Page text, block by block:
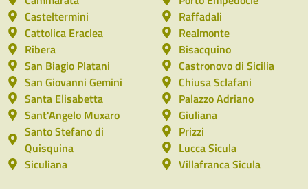
Casteltermini
Cattolica Eraclea
Raffadali
Realmonte
Ribera
San Biagio Platani
San Giovanni Gemini
Santa Elisabetta
Sant'Angelo Muxaro
Santo Stefano di
Quisquina
Siculiana
Bisacquino
Castronovo di Sicilia
Chiusa Sclafani
Palazzo Adriano
Giuliana
Prizzi
Lucca Sicula
Villafranca Sicula